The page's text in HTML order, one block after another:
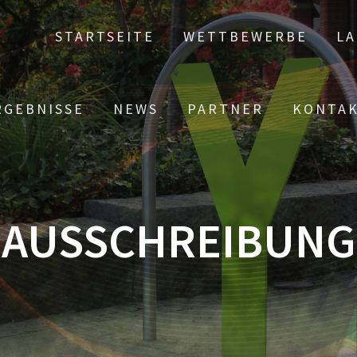
STARTSEITE WETTBEWERBE
NEWS PARTNER
AUSSCHREIBUNG